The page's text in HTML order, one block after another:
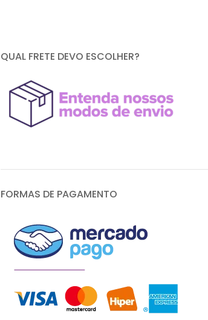
QUAL FRETE DEVO ESCOLHER?
FORMAS DE PAGAMENTO